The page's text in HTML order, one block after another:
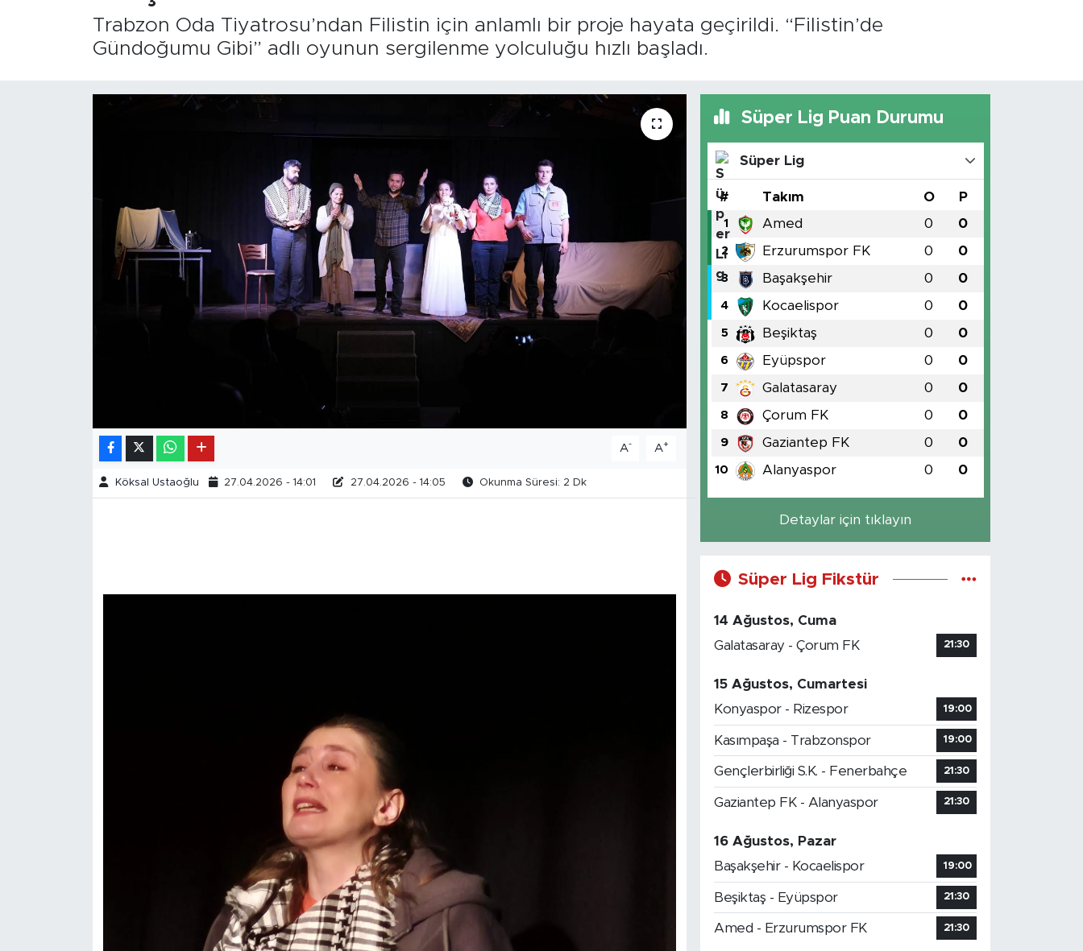
Trabzon Oda Tiyatrosu’ndan Filistin için anlamlı bir proje hayata geçirildi. “Filistin’de
Gündoğumu Gibi” adlı oyunun sergilenme yolculuğu hızlı başladı.
A- A+
Köksal Ustaoğlu 27.04.2026 - 14:01 27.04.2026 - 14:05 Okunma Süresi: 2 Dk
Süper Lig Puan Durumu
Süper Lig
# Takım O P
1 Amed 0 0
2 Erzurumspor FK 0 0
3 Başakşehir 0 0
4 Kocaelispor 0 0
5 Beşiktaş 0 0
6 Eyüpspor 0 0
7 Galatasaray 0 0
8 Çorum FK 0 0
9 Gaziantep FK 0 0
10 Alanyaspor 0 0
Detaylar için tıklayın
Süper Lig Fikstür
14 Ağustos, Cuma
Galatasaray - Çorum FK
21:30
15 Ağustos, Cumartesi
Konyaspor - Rizespor
19:00
Kasımpaşa - Trabzonspor 19:00
Gençlerbirliği S.K. - Fenerbahçe 21:30
Gaziantep FK - Alanyaspor 21:30
16 Ağustos, Pazar
Başakşehir - Kocaelispor
19:00
Beşiktaş - Eyüpspor 21:30
Amed - Erzurumspor FK 21:30